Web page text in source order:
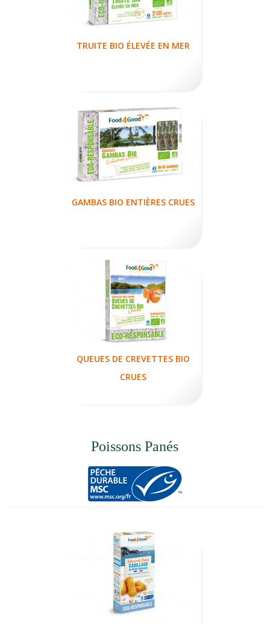
TRUITE BIO ÉLEVÉE EN MER
GAMBAS BIO ENTIÈRES CRUES
QUEUES DE CREVETTES BIO
CRUES
Poissons Panés